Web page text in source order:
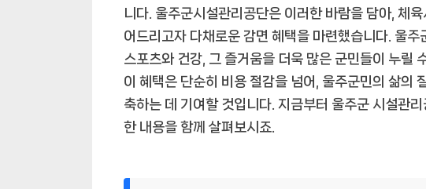
니다. 울주군시설관리공단은 이러한 바람을 담아, 체
어드리고자 다채로운 감면 혜택을 마련했습니다. 울
스포츠와 건강, 그 즐거움을 더욱 많은 군민들이 누릴
이 혜택은 단순히 비용 절감을 넘어, 울주군민의 삶의
축하는 데 기여할 것입니다. 지금부터 울주군 시설관
한 내용을 함께 살펴보시죠.